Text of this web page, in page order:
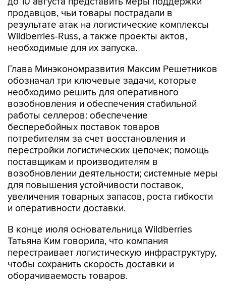
продавцов, чьи товары пострадали в
результате атак на логистические комплексы
Wildberries-Russ, а также проекты актов,
необходимые для их запуска.
Глава Минэкономразвития Максим Решетников
обозначал три ключевые задачи, которые
необходимо решить для оперативного
возобновления и обеспечения стабильной
работы селлеров: обеспечение
бесперебойных поставок товаров
потребителям за счет восстановления и
перестройки логистических цепочек; помощь
поставщикам и производителям в
возобновлении деятельности; системные меры
для повышения устойчивости поставок,
увеличения товарных запасов, роста гибкости
и оперативности доставки.
В конце июля основательница Wildberries
Татьяна Ким говорила, что компания
перестраивает логистическую инфраструктуру,
чтобы сохранить скорость доставки и
оборачиваемость товаров.